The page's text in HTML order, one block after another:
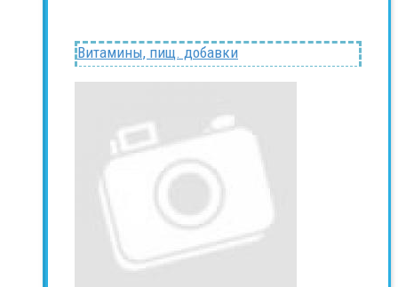
Витамины, пищ. добавки